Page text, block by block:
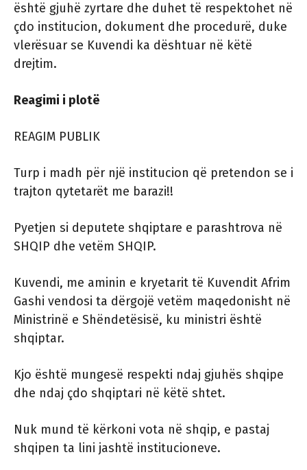
është gjuhë zyrtare dhe duhet të respektohet në
çdo institucion, dokument dhe procedurë, duke
vlerësuar se Kuvendi ka dështuar në këtë
drejtim.
Reagimi i plotë
REAGIM PUBLIK
Turp i madh për një institucion që pretendon se i
trajton qytetarët me barazi!!
Pyetjen si deputete shqiptare e parashtrova në
SHQIP dhe vetëm SHQIP.
Kuvendi, me aminin e kryetarit të Kuvendit Afrim
Gashi vendosi ta dërgojë vetëm maqedonisht në
Ministrinë e Shëndetësisë, ku ministri është
shqiptar.
Kjo është mungesë respekti ndaj gjuhës shqipe
dhe ndaj çdo shqiptari në këtë shtet.
Nuk mund të kërkoni vota në shqip, e pastaj
shqipen ta lini jashtë institucioneve.